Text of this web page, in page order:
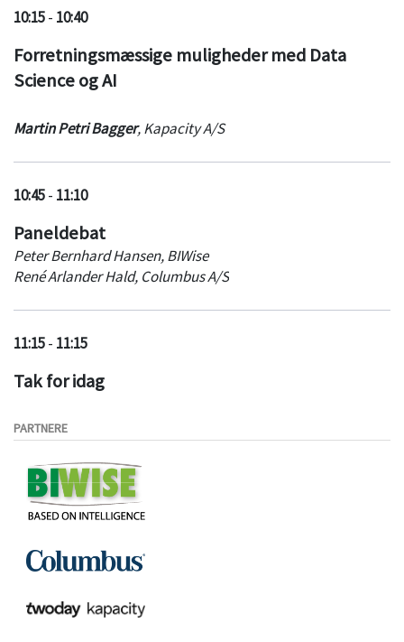
10:15- 10:40
Forretningsmæssige muligheder med Data
Science og AI
Martin Petri Bagger,Kapacity A/S
10:45- 11:10
Paneldebat
Peter Bernhard Hansen, BIWise
René Arlander Hald, Columbus A/S
11:15- 11:15
Tak for idag
PARTNERE